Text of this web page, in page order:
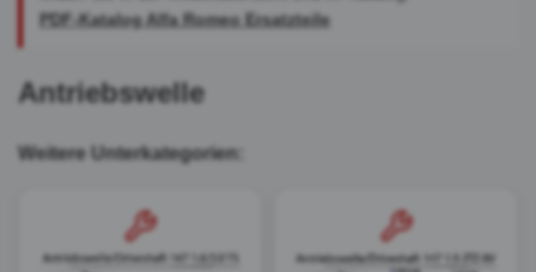
Antriebswelle
Weitere Unterkategorien:
PDF-Katalog Alfa Romeo Ersatzteile